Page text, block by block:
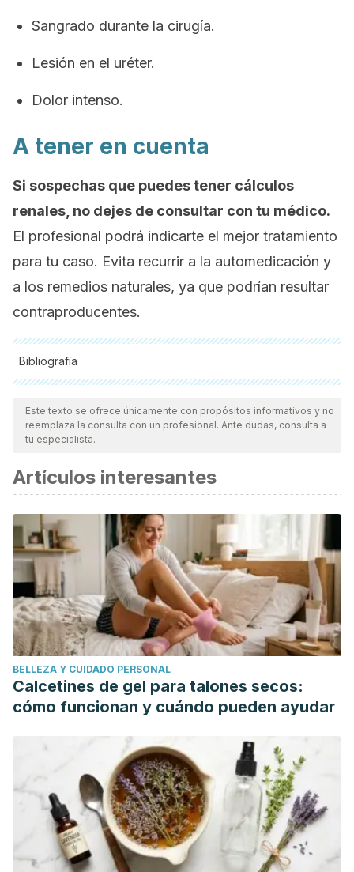
Sangrado durante la cirugía.
Lesión en el uréter.
Dolor intenso.
A tener en cuenta
Si sospechas que puedes tener cálculos
renales, no dejes de consultar con tu médico.
El profesional podrá indicarte el mejor tratamiento
para tu caso. Evita recurrir a la automedicación y
a los remedios naturales, ya que podrían resultar
contraproducentes.
Bibliografía
Todas las fuentes citadas fueron revisadas a profundidad por
nuestro equipo, para asegurar su calidad, confiabilidad,
vigencia y validez.La bibliografía de este artículo fue
científica.
Medical management of renal stone, NCBI,
https://www.ncbi.nlm.nih.gov/pmc/articles/PMC3313741/
Kidney stones, Mayo Clinic,
https://www.mayoclinic.org/diseases-conditions/kidney-
stones/diagnosis-treatment/drc-20355759
Diagnosis and Initial Management of Kidney Stones,
American Family Physician AAFP,
http://www.aafp.org/afp/2001/0401/p1329.html
Este texto se ofrece únicamente con propósitos informativos y no
reemplaza la consulta con un profesional. Ante dudas, consulta a
tu especialista.
Artículos interesantes
BELLEZA Y CUIDADO PERSONAL
Calcetines de gel para talones secos:
cómo funcionan y cuándo pueden ayudar